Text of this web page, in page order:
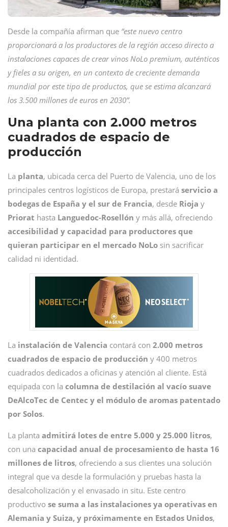
Desde la compañía afirman que “este nuevo centro
proporcionará a los productores de la región acceso directo a
instalaciones capaces de crear vinos NoLo premium, auténticos
y fieles a su origen, en un contexto de creciente demanda
mundial por este tipo de productos, que se estima alcanzará
los 3.500 millones de euros en 2030”.
Una planta con 2.000 metros
cuadrados de espacio de
producción
La planta, ubicada cerca del Puerto de Valencia, uno de los
principales centros logísticos de Europa, prestará servicio a
bodegas de España y el sur de Francia, desde Rioja y
Priorat hasta Languedoc-Rosellón y más allá, ofreciendo
accesibilidad y capacidad para productores que
quieran participar en el mercado NoLo sin sacrificar
calidad ni identidad.
La instalación de Valencia contará con 2.000 metros
cuadrados de espacio de producción y 400 metros
cuadrados dedicados a oficinas y atención al cliente. Está
equipada con la columna de destilación al vacío suave
DeAlcoTec de Centec y el módulo de aromas patentado
por Solos.
La planta admitirá lotes de entre 5.000 y 25.000 litros,
con una capacidad anual de procesamiento de hasta 16
millones de litros, ofreciendo a sus clientes una solución
integral que va desde la formulación y pruebas hasta la
desalcoholización y el envasado in situ. Este centro
productivo se suma a las instalaciones ya operativas en
Alemania y Suiza, y próximamente en Estados Unidos,